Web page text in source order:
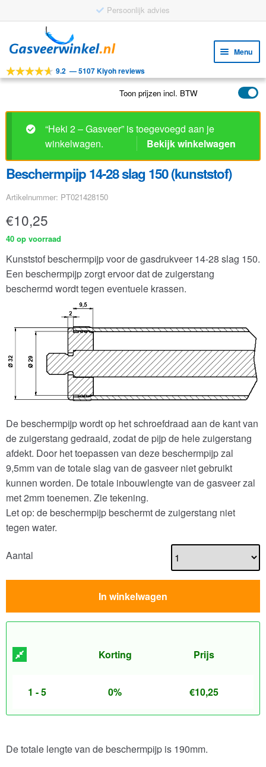
Persoonlijk advies
door
navigatie
naar
inhoud
Menu
Tools
Toepassingen
Klantenservice
FAQ
9.2 —5107 Kiyoh reviews
Toon prijzen incl. BTW
“Heki 2 – Gasveer” is toegevoegd aan je
winkelwagen.
Bekijk winkelwagen
Beschermpijp 14-28 slag 150 (kunststof)
Artikelnummer: PT021428150
€10,25
40 op voorraad
Kunststof beschermpijp voor de gasdrukveer 14-28 slag 150.
Een beschermpijp zorgt ervoor dat de zuigerstang
beschermd wordt tegen eventuele krassen.
De beschermpijp wordt op het schroefdraad aan de kant van
de zuigerstang gedraaid, zodat de pijp de hele zuigerstang
afdekt. Door het toepassen van deze beschermpijp zal
9,5mm van de totale slag van de gasveer niet gebruikt
kunnen worden. De totale inbouwlengte van de gasveer zal
met 2mm toenemen. Zie tekening.
Let op: de beschermpijp beschermt de zuigerstang niet
tegen water.
Aantal
In winkelwagen
Korting Prijs
1 - 5 0% €10,25
De totale lengte van de beschermpijp is 190mm.